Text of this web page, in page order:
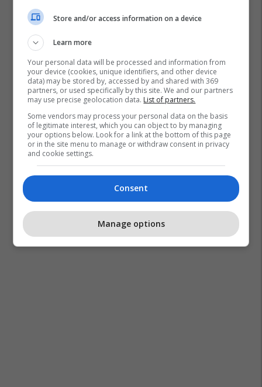
Store and/or access information on a device
Learn more
Your personal data will be processed and information from
your device (cookies, unique identifiers, and other device
data) may be stored by, accessed by and shared with 369
partners, or used specifically by this site. We and our partners
may use precise geolocation data. List of partners.
Some vendors may process your personal data on the basis
of legitimate interest, which you can object to by managing
your options below. Look for a link at the bottom of this page
or in the site menu to manage or withdraw consent in privacy
and cookie settings.
Consent
Manage options